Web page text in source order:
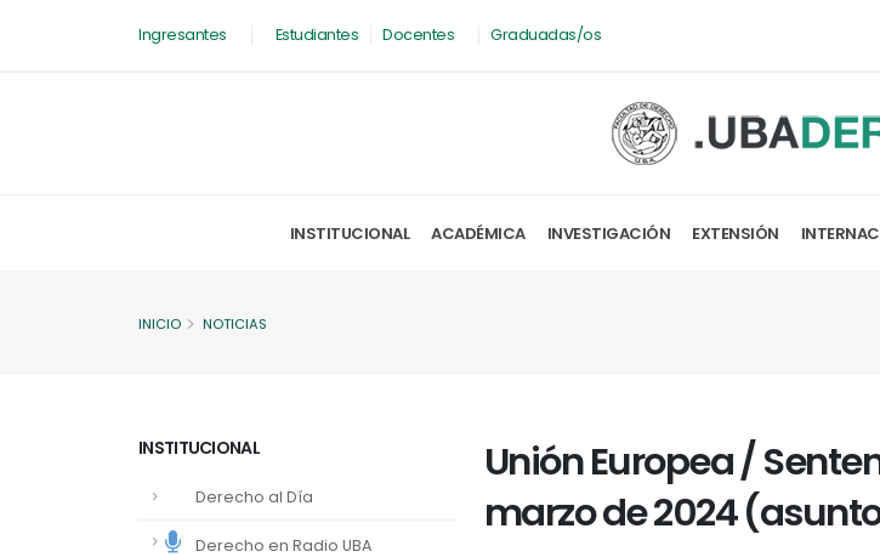
Ingresantes Estudiantes Docentes Graduadas/os
INSTITUCIONAL ACADÉMICA INVESTIGACIÓN EXTENSIÓN
INICIO NOTICIAS
INSTITUCIONAL
Derecho al Día
Derecho en Radio UBA
Unión Europea /
marzo de 2024